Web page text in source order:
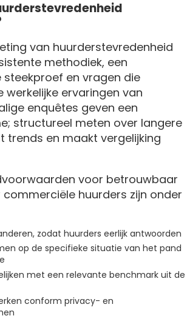
van huurderstevredenheid
methodiek, een
en vragen die
werkelijke ervaringen van
enquêtes geven een
structureel meten over langere
trends en maakt vergelijking
voor betrouwbaar
huurders zijn onder
zodat huurders eerlijk antwoorden
op de specifieke situatie van het pand
met een relevante benchmark uit de
conform privacy- en